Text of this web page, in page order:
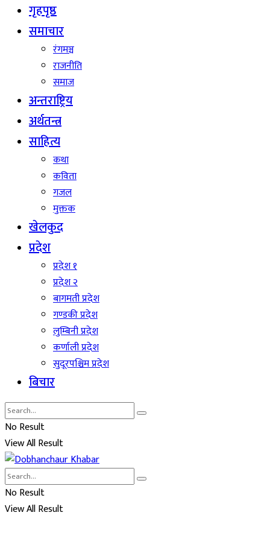
गृहपृष्ठ
समाचार
रंगमञ्च
राजनीति
समाज
अन्तराष्ट्रिय
अर्थतन्त्र
साहित्य
कथा
कविता
गजल
मुक्तक
खेलकुद
प्रदेश
प्रदेश १
प्रदेश २
बागमती प्रदेश
गण्डकी प्रदेश
लुम्बिनी प्रदेश
कर्णाली प्रदेश
सुदूरपश्चिम प्रदेश
बिचार
No Result
View All Result
No Result
View All Result